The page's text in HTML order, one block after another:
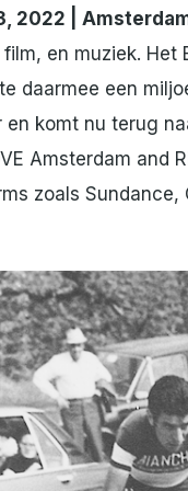
2022 |
en muziek. Het
daarmee een
en komt nu terug
Amsterdam and
zoals Sundance,